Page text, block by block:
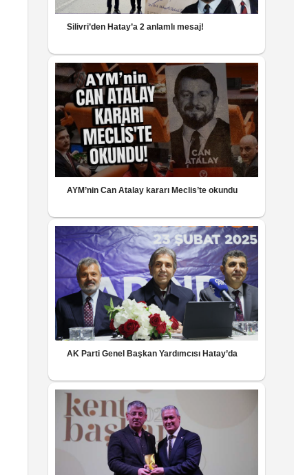
Silivri’den Hatay’a 2 anlamlı mesaj!
AYM’nin Can Atalay kararı Meclis’te okundu
AK Parti Genel Başkan Yardımcısı Hatay’da